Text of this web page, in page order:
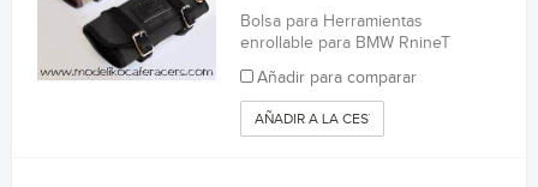
Bolsa para Herramientas
enrollable para BMW RnineT
Añadir para comparar
AÑADIR A LA CESTA